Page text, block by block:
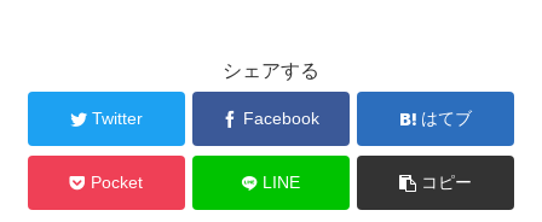
シェアする
Twitter Facebook はてブ
Pocket LINE コピー